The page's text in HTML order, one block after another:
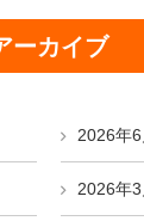
ーカイブ
2026年6
2026年3